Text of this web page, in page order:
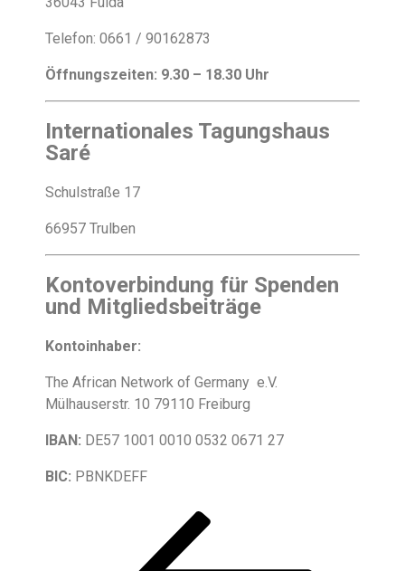
Telefon: 0661 / 90162873
Öffnungszeiten: 9.30 – 18.30 Uhr
Internationales Tagungshaus
Saré
Schulstraße 17
66957 Trulben
Kontoverbindung für Spenden
und Mitgliedsbeiträge
Kontoinhaber:
The African Network of Germany e.V.
Mülhauserstr. 10 79110 Freiburg
IBAN: DE57 1001 0010 0532 0671 27
BIC: PBNKDEFF